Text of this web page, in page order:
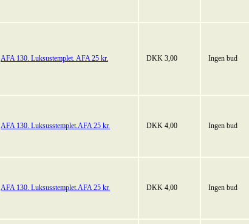
AFA 130. Luksustemplet. AFA 25 kr. DKK 3,00 Ingen bud
AFA 130. Luksusstemplet.AFA 25 kr. DKK 4,00 Ingen bud
AFA 130. Luksusstemplet.AFA 25 kr. DKK 4,00 Ingen bud